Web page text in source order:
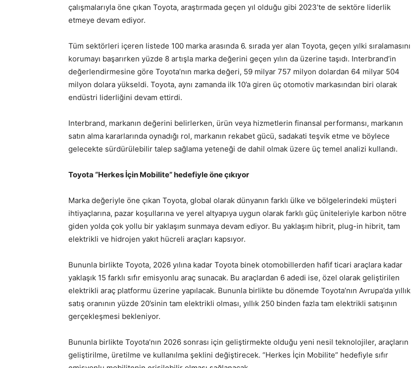
çalışmalarıyla öne çıkan Toyota, araştırmada geçen yıl olduğu gibi 2023’te de sektöre liderlik
etmeye devam ediyor.
Tüm sektörleri içeren listede 100 marka arasında 6. sırada yer alan Toyota, geçen yılki sıralamasını
korumayı başarırken yüzde 8 artışla marka değerini geçen yılın da üzerine taşıdı. Interbrand’in
değerlendirmesine göre Toyota’nın marka değeri, 59 milyar 757 milyon dolardan 64 milyar 504
milyon dolara yükseldi. Toyota, aynı zamanda ilk 10’a giren üç otomotiv markasından biri olarak
endüstri liderliğini devam ettirdi.
Interbrand, markanın değerini belirlerken, ürün veya hizmetlerin finansal performansı, markanın
satın alma kararlarında oynadığı rol, markanın rekabet gücü, sadakati teşvik etme ve böylece
gelecekte sürdürülebilir talep sağlama yeteneği de dahil olmak üzere üç temel analizi kullandı.
Toyota “Herkes İçin Mobilite” hedefiyle öne çıkıyor
Marka değeriyle öne çıkan Toyota, global olarak dünyanın farklı ülke ve bölgelerindeki müşteri
ihtiyaçlarına, pazar koşullarına ve yerel altyapıya uygun olarak farklı güç üniteleriyle karbon nötre
giden yolda çok yollu bir yaklaşım sunmaya devam ediyor. Bu yaklaşım hibrit, plug-in hibrit, tam
elektrikli ve hidrojen yakıt hücreli araçları kapsıyor.
Bununla birlikte Toyota, 2026 yılına kadar Toyota binek otomobillerden hafif ticari araçlara kadar
yaklaşık 15 farklı sıfır emisyonlu araç sunacak. Bu araçlardan 6 adedi ise, özel olarak geliştirilen
elektrikli araç platformu üzerine yapılacak. Bununla birlikte bu dönemde Toyota’nın Avrupa’da yıllık
satış oranının yüzde 20’sinin tam elektrikli olması, yıllık 250 binden fazla tam elektrikli satışının
gerçekleşmesi bekleniyor.
Bununla birlikte Toyota’nın 2026 sonrası için geliştirmekte olduğu yeni nesil teknolojiler, araçların
geliştirilme, üretilme ve kullanılma şeklini değiştirecek. “Herkes İçin Mobilite” hedefiyle sıfır